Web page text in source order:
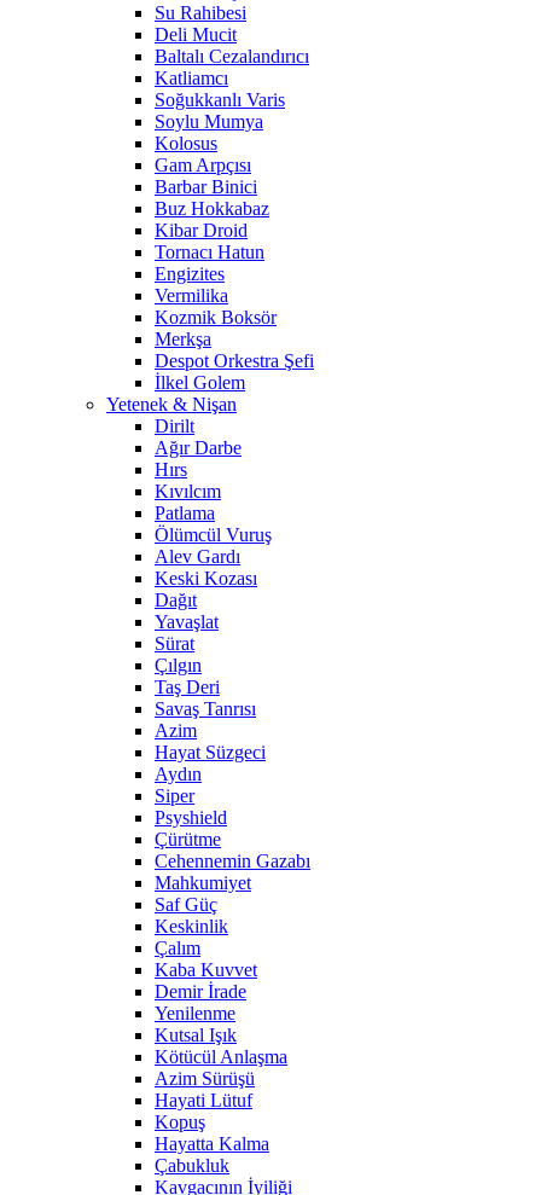
Su Rahibesi
Deli Mucit
Baltalı Cezalandırıcı
Katliamcı
Soğukkanlı Varis
Soylu Mumya
Kolosus
Gam Arpçısı
Barbar Binici
Buz Hokkabaz
Kibar Droid
Tornacı Hatun
Engizites
Vermilika
Kozmik Boksör
Merkşa
Despot Orkestra Şefi
İlkel Golem
Yetenek & Nişan
Dirilt
Ağır Darbe
Hırs
Kıvılcım
Patlama
Ölümcül Vuruş
Alev Gardı
Keski Kozası
Dağıt
Yavaşlat
Sürat
Çılgın
Taş Deri
Savaş Tanrısı
Azim
Hayat Süzgeci
Aydın
Siper
Psyshield
Çürütme
Cehennemin Gazabı
Mahkumiyet
Saf Güç
Keskinlik
Çalım
Kaba Kuvvet
Demir İrade
Yenilenme
Kutsal Işık
Kötücül Anlaşma
Azim Sürüşü
Hayati Lütuf
Kopuş
Hayatta Kalma
Çabukluk
Kavgacının İyiliği